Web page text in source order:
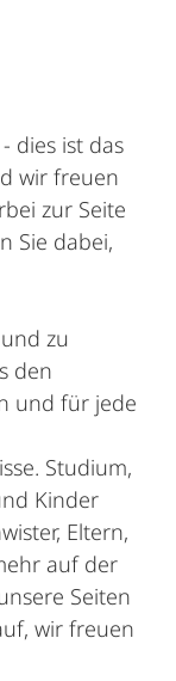
dies ist das
wir freuen
zur Seite
Sie dabei,
zu
den
und für jede
Studium,
Kinder
Eltern,
auf der
Seiten
wir freuen